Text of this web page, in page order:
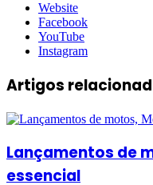
Website
Facebook
YouTube
Instagram
Artigos
Lançamentos de
essencial